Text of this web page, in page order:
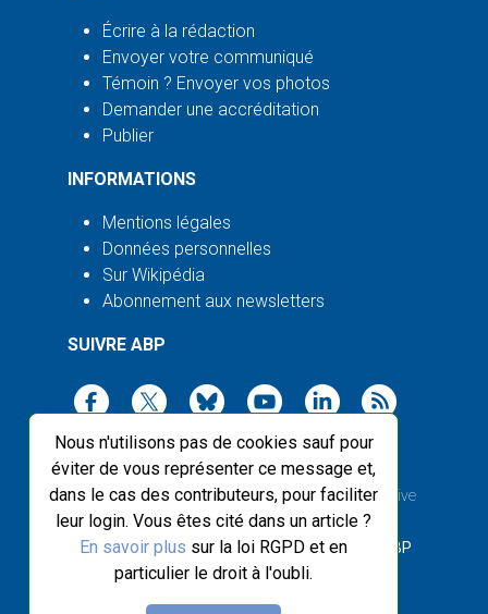
Nous n'utilisons pas de cookies sauf pour
éviter de vous représenter ce message et,
dans le cas des contributeurs, pour faciliter
leur login. Vous êtes cité dans un article ?
En savoir plus sur la loi RGPD et en
particulier le droit à l'oubli.
Écrire à la rédaction
Envoyer votre communiqué
Témoin ? Envoyer vos photos
Demander une accréditation
Publier
INFORMATIONS
Mentions légales
Données personnelles
Sur Wikipédia
Abonnement aux newsletters
SUIVRE ABP
2003-2026 ©Agence Bretagne Presse, sauf Creative
Commons
Front-end design :Breizhek Studio , Back-end : ABP